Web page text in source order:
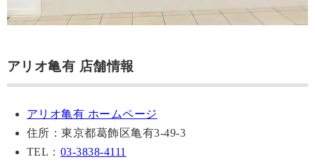
アリオ亀有 店舗情報
アリオ亀有 ホームページ
住所：東京都葛飾区亀有3-49-3
TEL： 03-3838-4111